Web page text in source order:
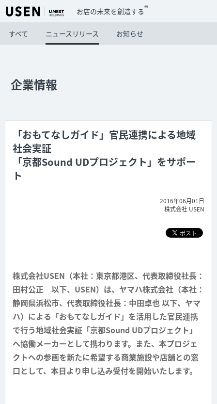
お店の未来を創造する®
すべて ニュースリリース お知らせ
企業情報
「おもてなしガイド」官民連携による地域
社会実証
「京都Sound UDプロジェクト」をサポー
ト
2016年06月01日
株式会社 USEN
株式会社USEN（本社：東京都港区、代表取締役社長：
田村公正 以下、USEN）は、ヤマハ株式会社（本社：
静岡県浜松市、代表取締役社長：中田卓也 以下、ヤマ
ハ）による「おもてなしガイド」を活用した官民連携
で行う地域社会実証「京都Sound UDプロジェクト」
へ協働メーカーとして携わります。また、本プロジェ
クトへの参画を新たに希望する商業施設や店舗との窓
口として、本日より申し込み受付を開始いたします。